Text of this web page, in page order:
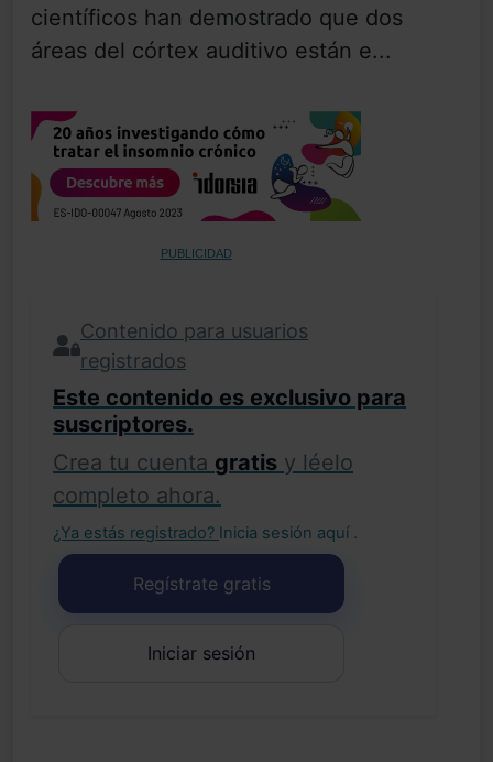
científicos han demostrado que dos
áreas del córtex auditivo están e...
PUBLICIDAD
Contenido para usuarios
registrados
Este contenido es exclusivo para
suscriptores.
Crea tu cuenta gratis y léelo
completo ahora.
¿Ya estás registrado? Inicia sesión aquí .
Regístrate gratis
Iniciar sesión